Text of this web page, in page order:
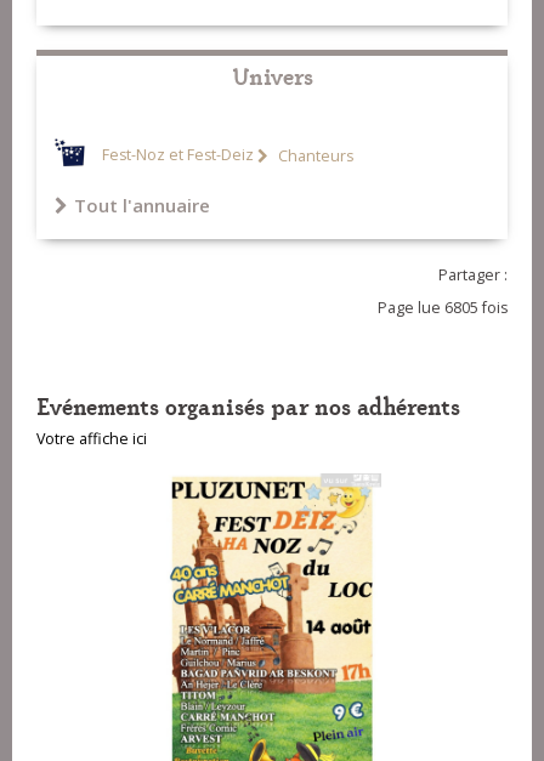
Univers
Fest-Noz et Fest-Deiz Chanteurs
Tout l'annuaire
Partager :
Page lue 6805 fois
Evénements organisés par nos adhérents
Votre affiche ici